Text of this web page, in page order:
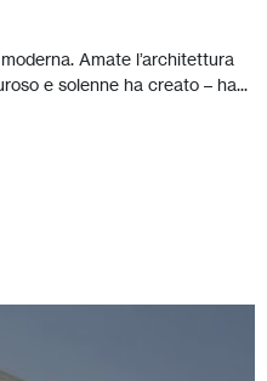
Amate l’architettura
e solenne ha creato – ha...